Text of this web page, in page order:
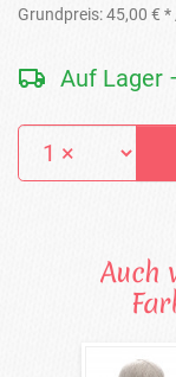
Grundpreis:45,00 € *
Auf Lager
Auch